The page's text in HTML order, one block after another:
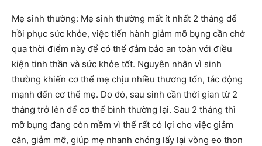
Mẹ sinh thường: Mẹ sinh thường mất ít nhất 2 tháng để
hồi phục sức khỏe, việc tiến hành giảm mỡ bụng cần chờ
qua thời điểm này để có thể đảm bảo an toàn với điều
kiện tinh thần và sức khỏe tốt. Nguyên nhân vì sinh
thường khiến cơ thể mẹ chịu nhiều thương tổn, tác động
mạnh đến cơ thể mẹ. Do đó, sau sinh cần thời gian từ 2
tháng trở lên để cơ thể bình thường lại. Sau 2 tháng thì
mỡ bụng đang còn mềm vì thế rất có lợi cho việc giảm
cân, giảm mỡ, giúp mẹ nhanh chóng lấy lại vòng eo thon